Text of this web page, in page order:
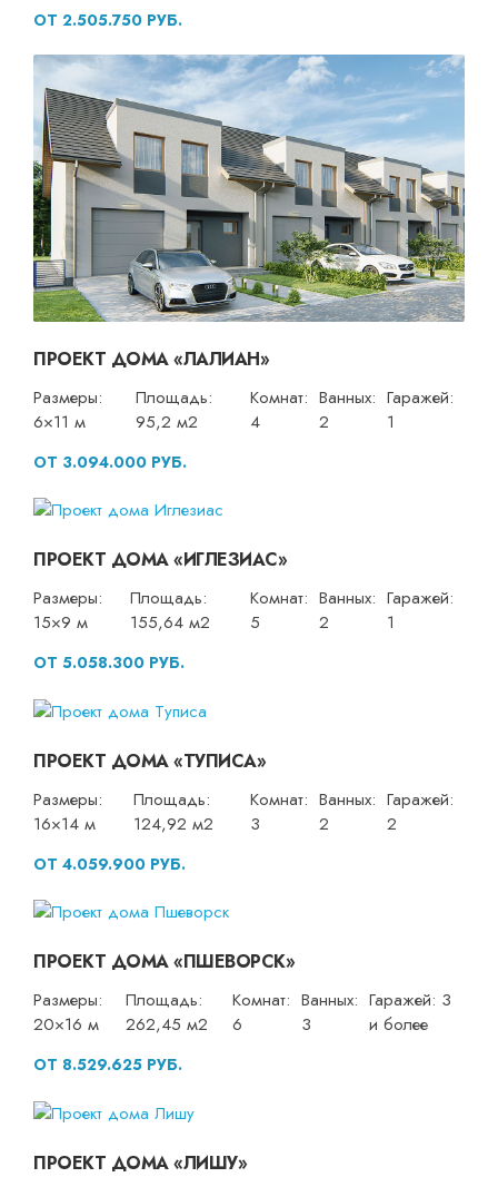
ОТ 2.505.750 РУБ.
ПРОЕКТ ДОМА «ЛАЛИАН»
Размеры:
6×11 м
Площадь:
95,2 м2
Комнат:
4
Ванных:
2
Гаражей:
1
ОТ 3.094.000 РУБ.
ПРОЕКТ ДОМА «ИГЛЕЗИАС»
Размеры:
15×9 м
Площадь:
155,64 м2
Комнат:
5
Ванных:
2
Гаражей:
1
ОТ 5.058.300 РУБ.
ПРОЕКТ ДОМА «ТУПИСА»
Размеры:
16×14 м
Площадь:
124,92 м2
Комнат:
3
Ванных:
2
Гаражей:
2
ОТ 4.059.900 РУБ.
ПРОЕКТ ДОМА «ПШЕВОРСК»
Размеры:
20×16 м
Площадь:
262,45 м2
Комнат:
6
Ванных:
3
Гаражей: 3
и более
ОТ 8.529.625 РУБ.
ПРОЕКТ ДОМА «ЛИШУ»